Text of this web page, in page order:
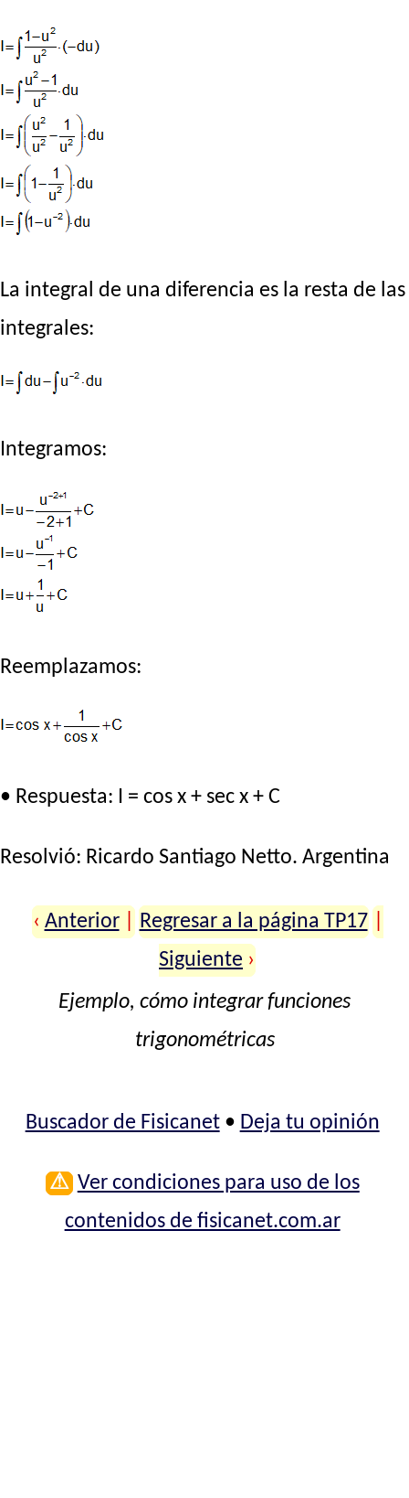
La integral de una diferencia es la resta de las
integrales:
Integramos:
Reemplazamos:
• Respuesta: I = cos x + sec x + C
Resolvió: Ricardo Santiago Netto. Argentina
‹ Anterior Regresar a la página TP17
Siguiente ›
Ejemplo, cómo integrar funciones
trigonométricas
Buscador de Fisicanet• Deja tu opinión
⚠ Ver condiciones para uso de los
contenidos de fisicanet.com.ar